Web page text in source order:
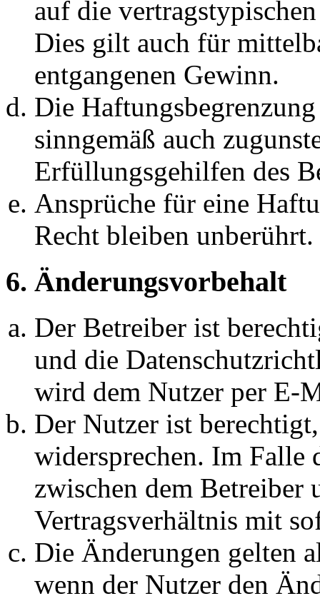
auf die
Dies gilt auch für
entgangenen Gewinn.
Die
sinngemäß auch
Erfüllungsgehilfen des
Ansprüche für eine
Recht bleiben unberührt.
6. Änderungsvorbehalt
Der Betreiber ist
und die
wird dem Nutzer per E-
Der Nutzer ist
widersprechen. Im Falle
zwischen dem Betreiber
Vertragsverhältnis mit
Die Änderungen gelten
wenn der Nutzer den